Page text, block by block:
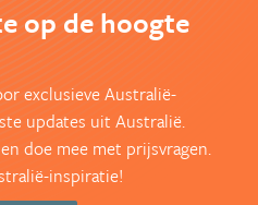
op de hoogte
exclusieve Australië-
updates uit Australië.
doe mee met prijsvragen.
inspiratie!